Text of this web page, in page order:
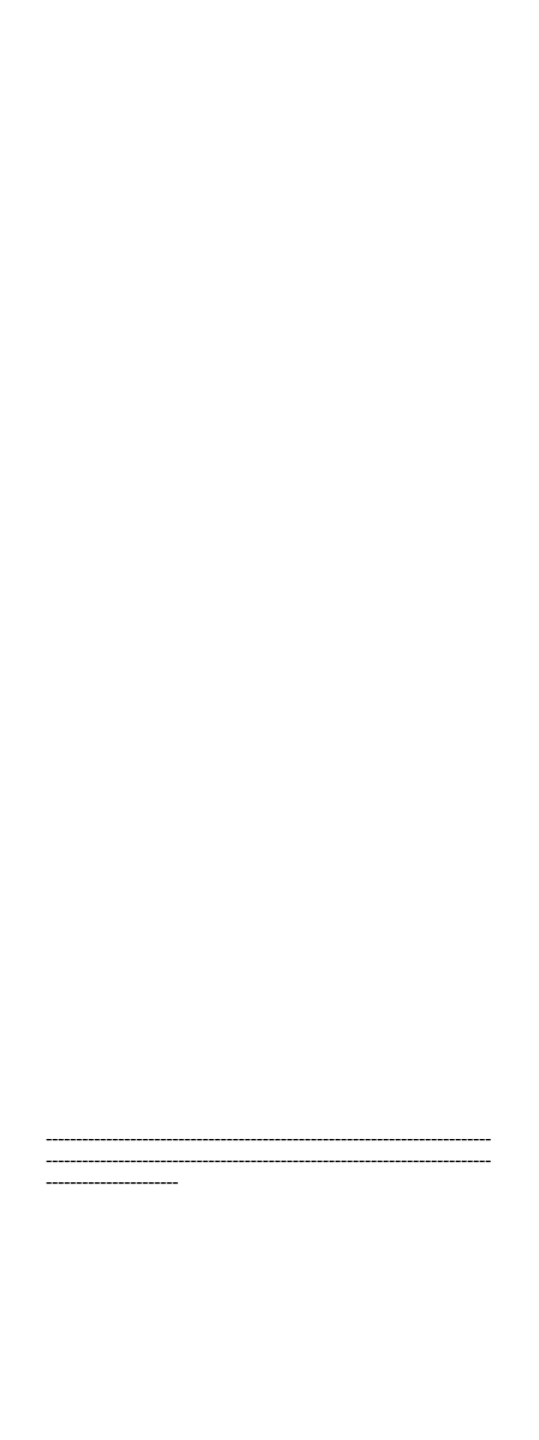
--------------------------------------------------------------------------
--------------------------------------------------------------------------
----------------------